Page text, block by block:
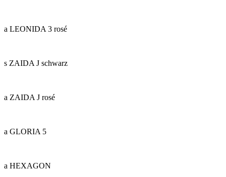
a LEONIDA 3 rosé
s ZAIDA J schwarz
a ZAIDA J rosé
a GLORIA 5
a HEXAGON